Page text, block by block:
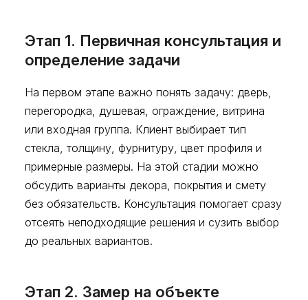
Этап 1. Первичная консультация и
определение задачи
На первом этапе важно понять задачу: дверь,
перегородка, душевая, ограждение, витрина
или входная группа. Клиент выбирает тип
стекла, толщину, фурнитуру, цвет профиля и
примерные размеры. На этой стадии можно
обсудить варианты декора, покрытия и смету
без обязательств. Консультация помогает сразу
отсеять неподходящие решения и сузить выбор
до реальных вариантов.
Этап 2. Замер на объекте